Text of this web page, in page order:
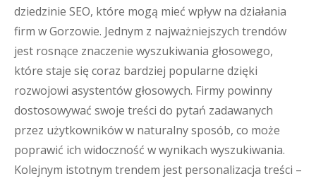
dziedzinie SEO, które mogą mieć wpływ na działania
firm w Gorzowie. Jednym z najważniejszych trendów
jest rosnące znaczenie wyszukiwania głosowego,
które staje się coraz bardziej popularne dzięki
rozwojowi asystentów głosowych. Firmy powinny
dostosowywać swoje treści do pytań zadawanych
przez użytkowników w naturalny sposób, co może
poprawić ich widoczność w wynikach wyszukiwania.
Kolejnym istotnym trendem jest personalizacja treści –